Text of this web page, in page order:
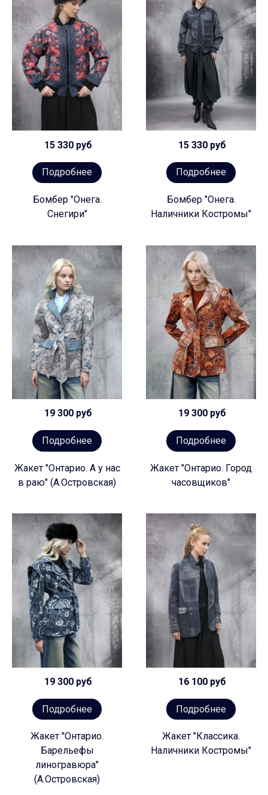
15 330 руб
Подробнее
Бомбер "Онега.
Снегири"
15 330 руб
Подробнее
Бомбер "Онега.
Наличники Костромы"
19 300 руб
Подробнее
Жакет "Онтарио. А у нас
в раю" (А.Островская)
19 300 руб
Подробнее
Жакет "Онтарио. Город
часовщиков"
19 300 руб
Подробнее
Жакет "Онтарио.
Барельефы
линогравюра"
(А.Островская)
16 100 руб
Подробнее
Жакет "Классика.
Наличники Костромы"